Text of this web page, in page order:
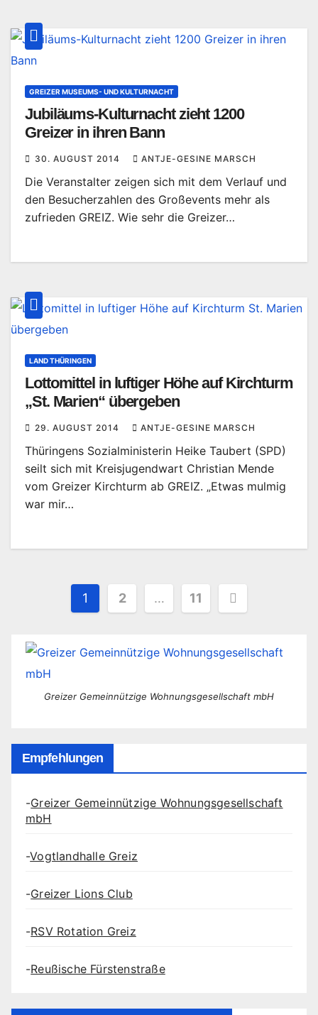
GREIZER MUSEUMS- UND KULTURNACHT
Jubiläums-Kulturnacht zieht 1200
Greizer in ihren Bann
30. AUGUST 2014 ANTJE-GESINE MARSCH
Die Veranstalter zeigen sich mit dem Verlauf und
den Besucherzahlen des Großevents mehr als
zufrieden GREIZ. Wie sehr die Greizer…
LAND THÜRINGEN
Lottomittel in luftiger Höhe auf Kirchturm
„St. Marien“ übergeben
29. AUGUST 2014 ANTJE-GESINE MARSCH
Thüringens Sozialministerin Heike Taubert (SPD)
seilt sich mit Kreisjugendwart Christian Mende
vom Greizer Kirchturm ab GREIZ. „Etwas mulmig
war mir…
Seitennummerierung
Beiträge
1 2 … 11
Greizer Gemeinnützige Wohnungsgesellschaft mbH
Empfehlungen
-Greizer Gemeinnützige Wohnungsgesellschaft
mbH
-Vogtlandhalle Greiz
-Greizer Lions Club
-RSV Rotation Greiz
-Reußische Fürstenstraße